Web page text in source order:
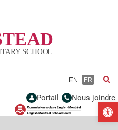
EN FR
Portail Nous joindre